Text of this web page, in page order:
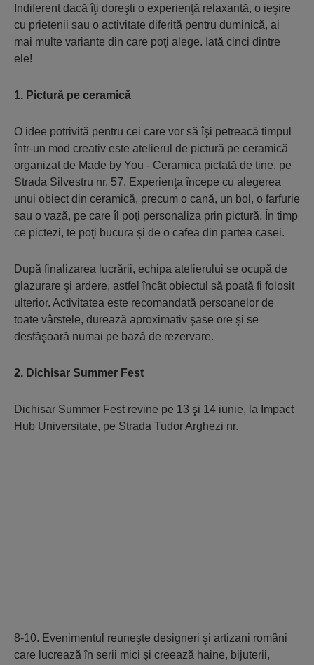
Indiferent dacă îţi doreşti o experienţă relaxantă, o ieşire
cu prietenii sau o activitate diferită pentru duminică, ai
mai multe variante din care poţi alege. Iată cinci dintre
ele!
1. Pictură pe ceramică
O idee potrivită pentru cei care vor să îşi petreacă timpul
într-un mod creativ este atelierul de pictură pe ceramică
organizat de Made by You - Ceramica pictată de tine, pe
Strada Silvestru nr. 57. Experienţa începe cu alegerea
unui obiect din ceramică, precum o cană, un bol, o farfurie
sau o vază, pe care îl poţi personaliza prin pictură. În timp
ce pictezi, te poţi bucura şi de o cafea din partea casei.
După finalizarea lucrării, echipa atelierului se ocupă de
glazurare şi ardere, astfel încât obiectul să poată fi folosit
ulterior. Activitatea este recomandată persoanelor de
toate vârstele, durează aproximativ şase ore şi se
desfăşoară numai pe bază de rezervare.
2. Dichisar Summer Fest
Dichisar Summer Fest revine pe 13 şi 14 iunie, la Impact
Hub Universitate, pe Strada Tudor Arghezi nr.
8-10. Evenimentul reuneşte designeri şi artizani români
care lucrează în serii mici şi creează haine, bijuterii,